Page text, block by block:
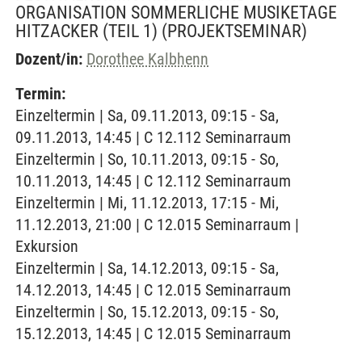
ORGANISATION SOMMERLICHE MUSIKETAGE
HITZACKER (TEIL 1) (PROJEKTSEMINAR)
Dozent/in: Dorothee Kalbhenn
Termin:
Einzeltermin | Sa, 09.11.2013, 09:15 - Sa,
09.11.2013, 14:45 | C 12.112 Seminarraum
Einzeltermin | So, 10.11.2013, 09:15 - So,
10.11.2013, 14:45 | C 12.112 Seminarraum
Einzeltermin | Mi, 11.12.2013, 17:15 - Mi,
11.12.2013, 21:00 | C 12.015 Seminarraum |
Exkursion
Einzeltermin | Sa, 14.12.2013, 09:15 - Sa,
14.12.2013, 14:45 | C 12.015 Seminarraum
Einzeltermin | So, 15.12.2013, 09:15 - So,
15.12.2013, 14:45 | C 12.015 Seminarraum